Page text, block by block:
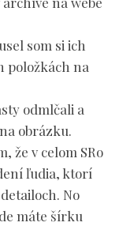
som si ich
položkách na
odmlčali a
obrázku.
že v celom SRo
ľudia, ktorí
No
máte šírku